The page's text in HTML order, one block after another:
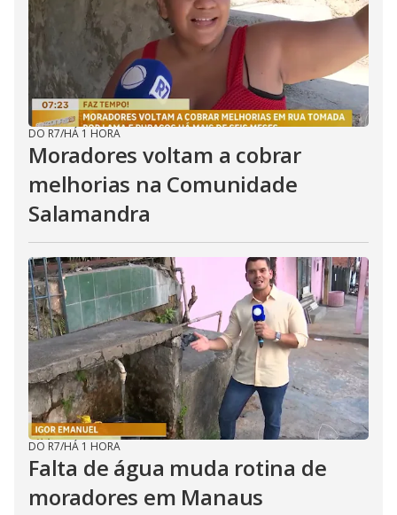
DO R7/HÁ 1 HORA
Moradores voltam a cobrar
melhorias na Comunidade
Salamandra
DO R7/HÁ 1 HORA
Falta de água muda rotina de
moradores em Manaus